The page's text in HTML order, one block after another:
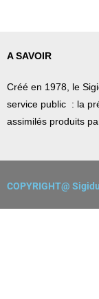
A SAVOIR
Créé en 1978, le
service public : la
assimilés produits
COPYRIGHT@